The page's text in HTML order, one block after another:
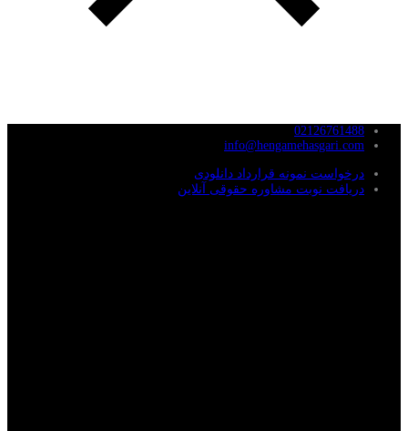
02126761488
info@hengamehasgari.com
درخواست نمونه قرارداد دانلودی
دریافت نوبت مشاوره حقوقی آنلاین